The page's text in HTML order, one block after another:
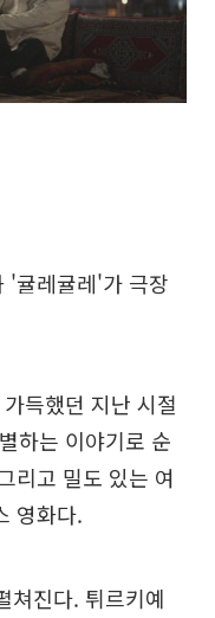
'귤레귤레'가 극장
득했던 지난 시절
하는 이야기로 순
리고 밀도 있는 여
영화다.
쳐진다. 튀르키예